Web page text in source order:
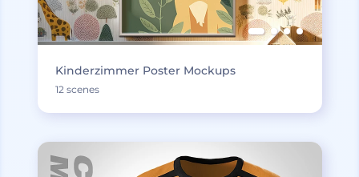
Kinderzimmer Poster Mockups
12 scenes